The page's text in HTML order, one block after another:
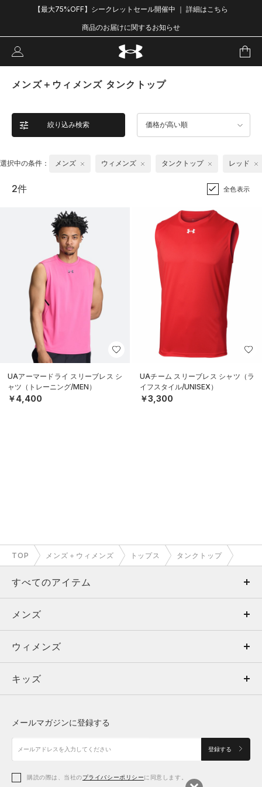
【最大75%OFF】シークレットセール開催中 ｜ 詳細はこちら
商品のお届けに関するお知らせ
メンズ＋ウィメンズ タンクトップ
絞り込み検索 価格が高い順
選択中の条件： メンズ ウィメンズ タンクトップ レッド
2件 全色表示
UAアーマードライ スリーブレス シ
ャツ（トレーニング/MEN）
￥4,400
UAチーム スリーブレス シャツ（ラ
イフスタイル/UNISEX）
￥3,300
TOP メンズ＋ウィメンズ トップス タンクトップ
すべてのアイテム
メンズ
ウィメンズ
キッズ
アクセサリー
メンズ
トップス
ボトムス
アクセサリー
ウィメンズ
トップス
シューズ
アクセサリー
キッズ
シューズ
メールマガジンに登録する
登録する
購読の際は、当社のプライバシーポリシーに同意します。